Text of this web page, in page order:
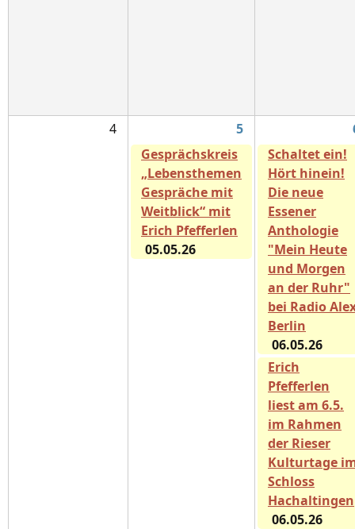
4 5
Gesprächskreis
„Lebensthemen
Gespräche mit
Weitblick“ mit
Erich Pfefferlen
05.05.26
Schaltet ein!
Hört hinein!
Die neue
Essener
Anthologie
"Mein Heute
und Morgen
an der Ruhr"
bei Radio
Berlin
06.05.26
Erich
Pfefferlen
liest am 6.5.
im Rahmen
der Rieser
Kulturtage
Schloss
Hachaltingen
06.05.26